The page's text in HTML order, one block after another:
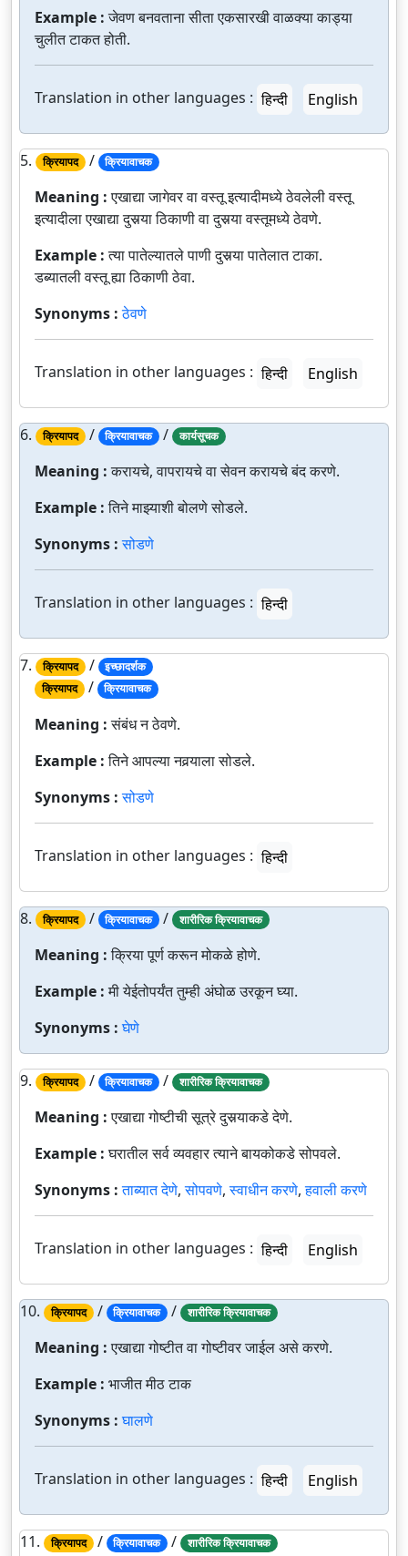
Example :जेवण बनवताना सीता एकसारखी वाळक्या काड्या
चुलीत टाकत होती.
Translation in other languages : हिन्दी English
5. क्रियापद / क्रियावाचक
Meaning :एखाद्या जागेवर वा वस्तू इत्यादीमध्ये ठेवलेली वस्तू
इत्यादीला एखाद्या दुसर्‍या ठिकाणी वा दुसर्‍या वस्तूमध्ये ठेवणे.
Example :त्या पातेल्यातले पाणी दुसर्‍या पातेलात टाका.
डब्यातली वस्तू ह्या ठिकाणी ठेवा.
Synonyms :ठेवणे
Translation in other languages : हिन्दी English
6. क्रियापद / क्रियावाचक / कार्यसूचक
Meaning :करायचे, वापरायचे वा सेवन करायचे बंद करणे.
Example :तिने माझ्याशी बोलणे सोडले.
Synonyms :सोडणे
Translation in other languages : हिन्दी
7. क्रियापद /
इच्छादर्शक
क्रियापद / क्रियावाचक
Meaning :संबंध न ठेवणे.
Example :तिने आपल्या नवर्‍याला सोडले.
Synonyms :सोडणे
Translation in other languages : हिन्दी
8. क्रियापद / क्रियावाचक / शारीरिक क्रियावाचक
Meaning :क्रिया पूर्ण करून मोकळे होणे.
Example :मी येईतोपर्यंत तुम्ही अंघोळ उरकून घ्या.
Synonyms :घेणे
9. क्रियापद / क्रियावाचक / शारीरिक क्रियावाचक
Meaning :एखाद्या गोष्टीची सूत्रे दुसर्‍याकडे देणे.
Example :घरातील सर्व व्यवहार त्याने बायकोकडे सोपवले.
Synonyms :ताब्यात देणे,सोपवणे,स्वाधीन करणे,हवाली करणे
Translation in other languages : हिन्दी English
10. क्रियापद / क्रियावाचक / शारीरिक क्रियावाचक
Meaning :एखाद्या गोष्टीत वा गोष्टीवर जाईल असे करणे.
Example : भाजीत मीठ टाक
Synonyms :घालणे
Translation in other languages : हिन्दी English
11. क्रियापद / क्रियावाचक / शारीरिक क्रियावाचक